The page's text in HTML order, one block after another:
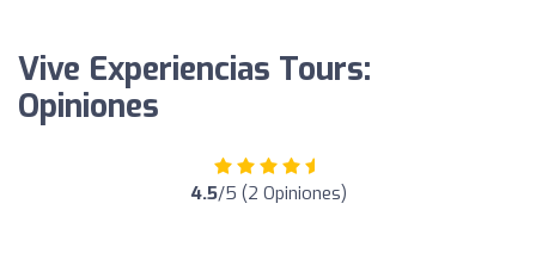
Vive Experiencias Tours:
Opiniones
4.5/5 (2 Opiniones)